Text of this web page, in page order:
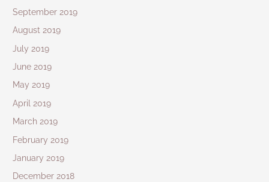
September 2019
August 2019
July 2019
June 2019
May 2019
April 2019
March 2019
February 2019
January 2019
December 2018